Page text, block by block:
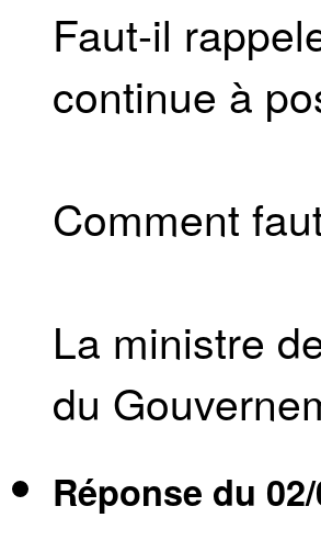
Faut-il
continue à
Comment
La ministre
du
Réponse du